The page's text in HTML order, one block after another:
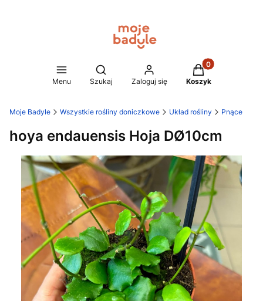
Menu
Otwórz wyszukiwarkę
Szukaj Zaloguj się
Produkty w
Koszyk
Moje Badyle Wszystkie rośliny doniczkowe Układ rośliny Pnące
hoya endauensis Hoja DØ10cm